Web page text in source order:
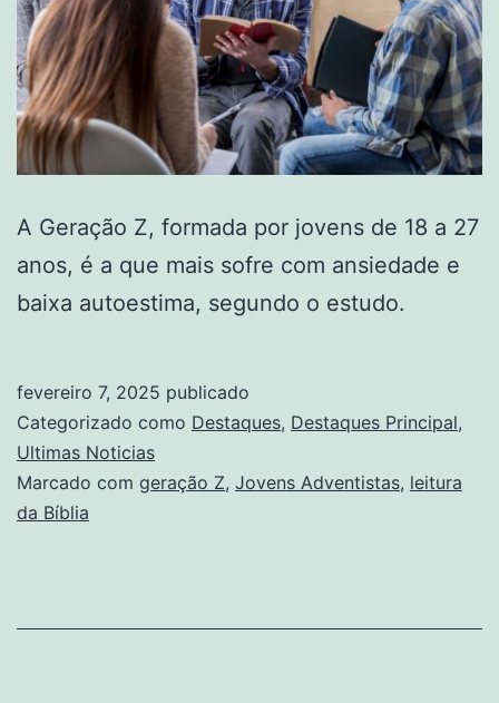
A Geração Z, formada por jovens de 18 a 27
anos, é a que mais sofre com ansiedade e
baixa autoestima, segundo o estudo.
fevereiro 7, 2025 publicado
Categorizado como Destaques, Destaques Principal,
Ultimas Noticias
Marcado com geração Z, Jovens Adventistas, leitura
da Bíblia